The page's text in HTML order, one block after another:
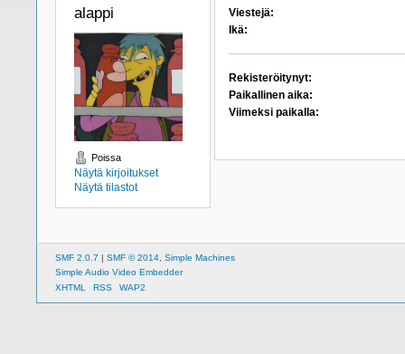
alappi
Poissa
Näytä kirjoitukset
Näytä tilastot
Viestejä:
Ikä:
Rekisteröitynyt:
Paikallinen aika:
Viimeksi paikalla:
SMF 2.0.7 | SMF © 2014 Simple Machines
Simple Audio Video Embedder
XHTML
RSS WAP2